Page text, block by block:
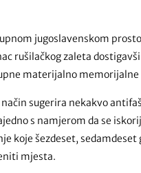
jugoslavenskom
rušilačkog zaleta
materijalno memorijalne
sugerira nekakvo
s namjerom da se
koje šezdeset, sedamdeset
mjesta.